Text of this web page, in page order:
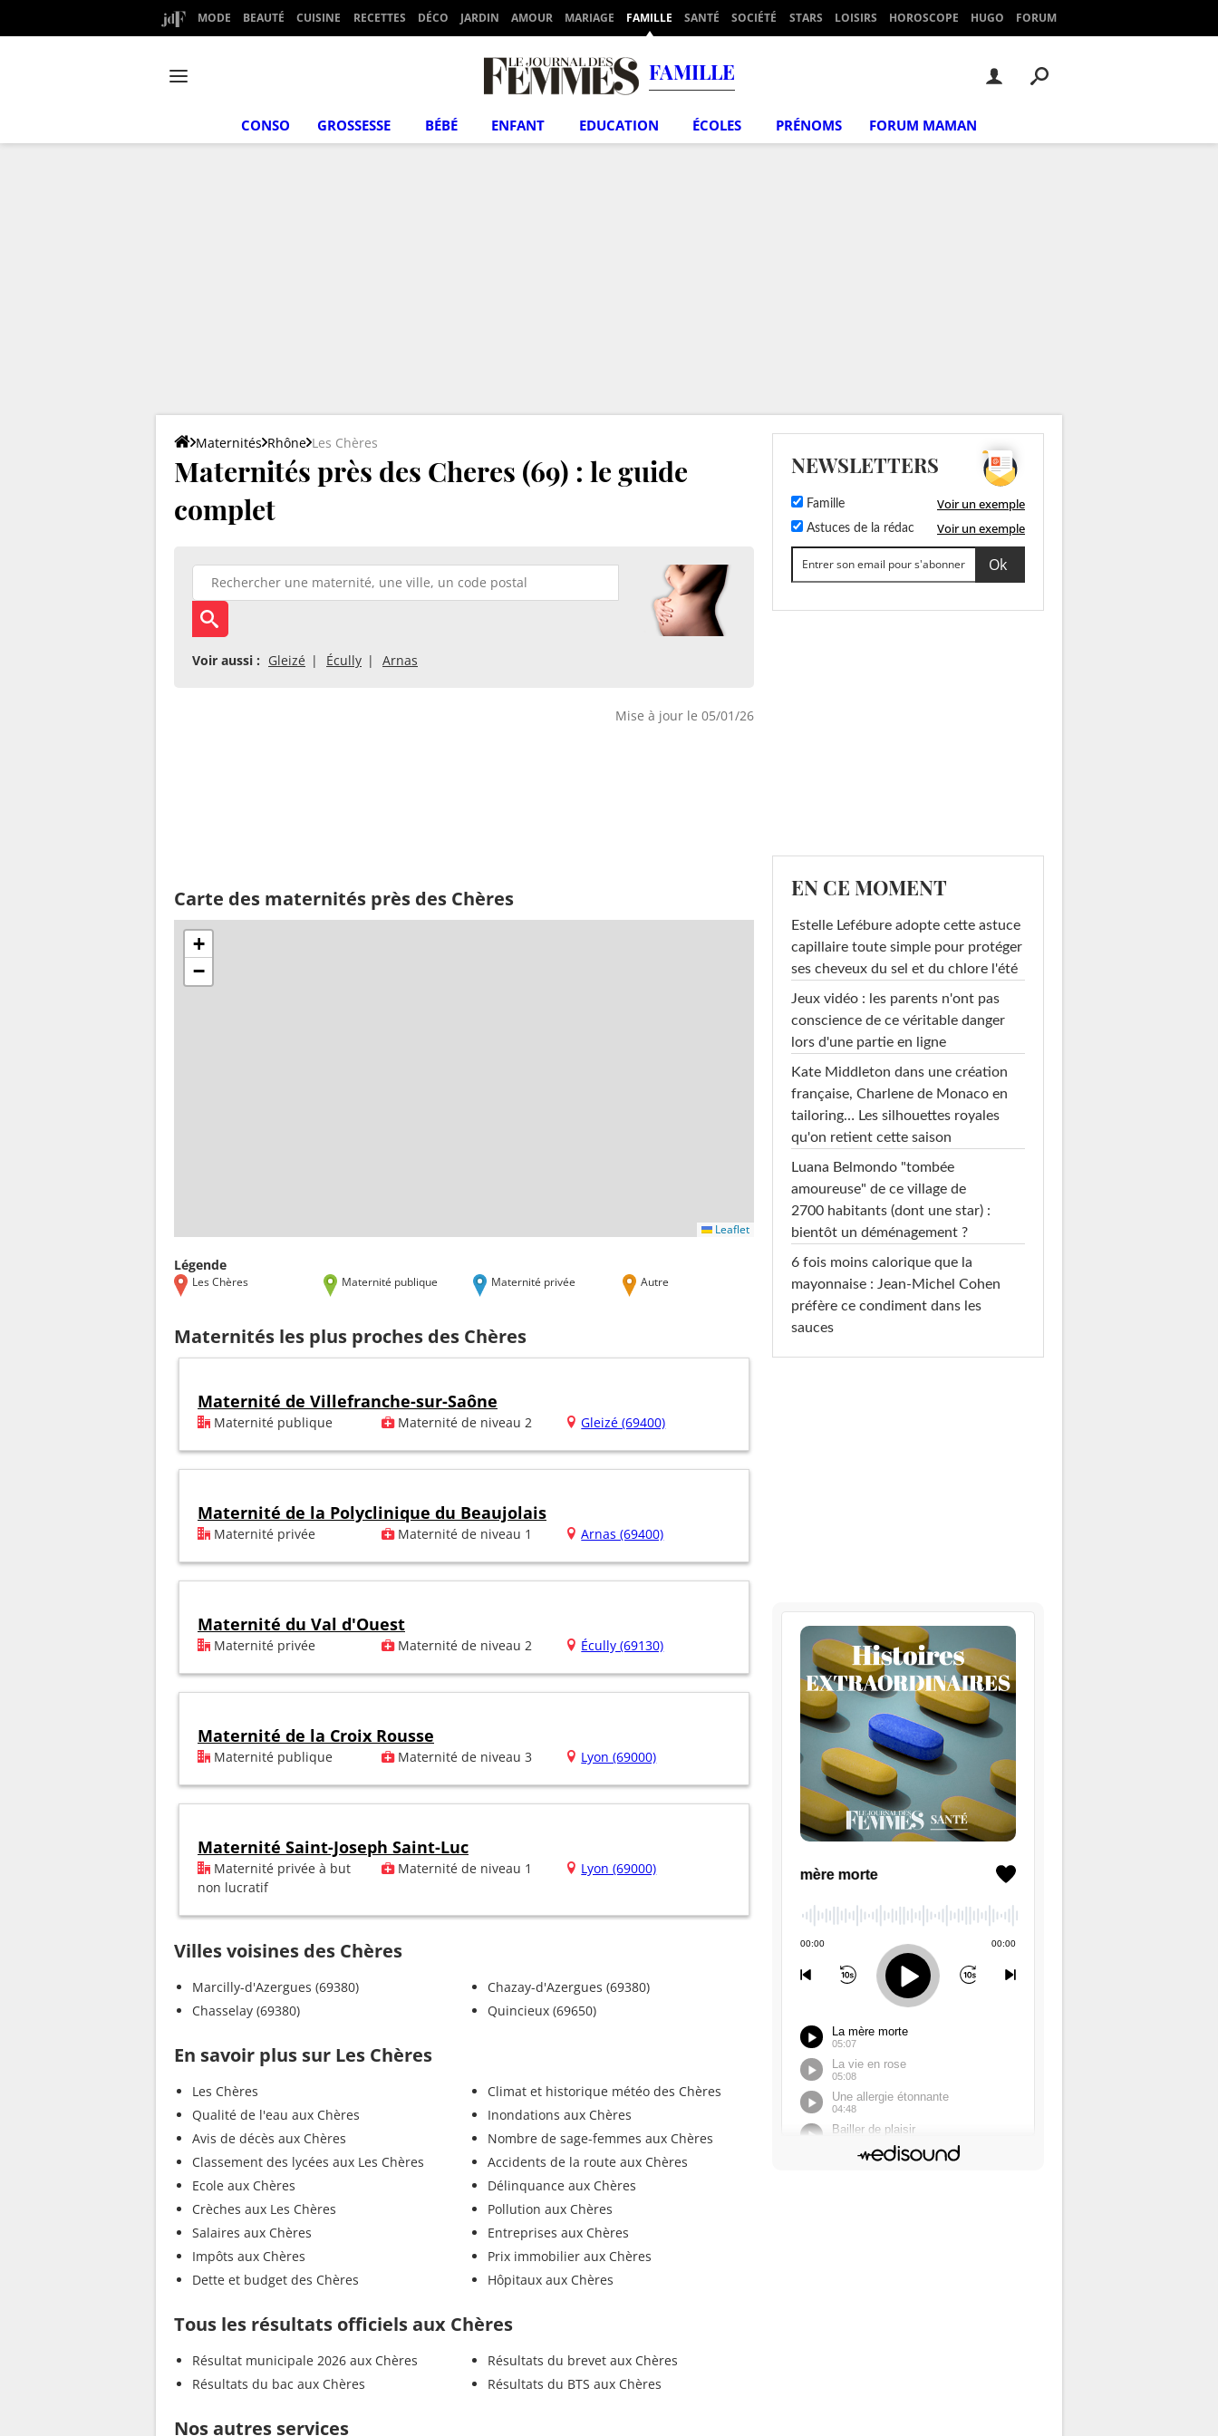
MODE BEAUTÉ CUISINE RECETTES DÉCO JARDIN AMOUR MARIAGE FAMILLE SANTÉ SOCIÉTÉ STARS LOISIRS HOROSCOPE HUGO FORUM
FAMILLE
CONSO GROSSESSE BÉBÉ ENFANT EDUCATION ÉCOLES PRÉNOMS FORUM MAMAN
Maternités Rhône Les Chères
Maternités près des Cheres (69) : le guide
complet
Voir aussi : Gleizé Écully Arnas
Mise à jour le 05/01/26
Carte des maternités près des Chères
+
−
Leaflet
Légende
Les Chères Maternité publique Maternité privée Autre
Maternités les plus proches des Chères
Maternité de Villefranche-sur-Saône
Maternité publique Maternité de niveau 2 Gleizé (69400)
Maternité de la Polyclinique du Beaujolais
Maternité privée Maternité de niveau 1 Arnas (69400)
Maternité du Val d'Ouest
Maternité privée Maternité de niveau 2 Écully (69130)
Maternité de la Croix Rousse
Maternité publique Maternité de niveau 3 Lyon (69000)
Maternité Saint-Joseph Saint-Luc
Maternité privée à but
non lucratif
Maternité de niveau 1 Lyon (69000)
Villes voisines des Chères
Marcilly-d'Azergues (69380)
Chasselay (69380)
Chazay-d'Azergues (69380)
Quincieux (69650)
En savoir plus sur Les Chères
Les Chères
Qualité de l'eau aux Chères
Avis de décès aux Chères
Classement des lycées aux Les Chères
Ecole aux Chères
Crèches aux Les Chères
Salaires aux Chères
Impôts aux Chères
Dette et budget des Chères
Climat et historique météo des Chères
Inondations aux Chères
Nombre de sage-femmes aux Chères
Accidents de la route aux Chères
Délinquance aux Chères
Pollution aux Chères
Entreprises aux Chères
Prix immobilier aux Chères
Hôpitaux aux Chères
Tous les résultats officiels aux Chères
Résultat municipale 2026 aux Chères
Résultats du bac aux Chères
Résultats du brevet aux Chères
Résultats du BTS aux Chères
Nos autres services
NEWSLETTERS
Famille Voir un exemple
Astuces de la rédac Voir un exemple
EN CE MOMENT
Estelle Lefébure adopte cette astuce
capillaire toute simple pour protéger
ses cheveux du sel et du chlore l'été
Jeux vidéo : les parents n'ont pas
conscience de ce véritable danger
lors d'une partie en ligne
Kate Middleton dans une création
française, Charlene de Monaco en
tailoring… Les silhouettes royales
qu'on retient cette saison
Luana Belmondo "tombée
amoureuse" de ce village de
2700 habitants (dont une star) :
bientôt un déménagement ?
6 fois moins calorique que la
mayonnaise : Jean-Michel Cohen
préfère ce condiment dans les
sauces